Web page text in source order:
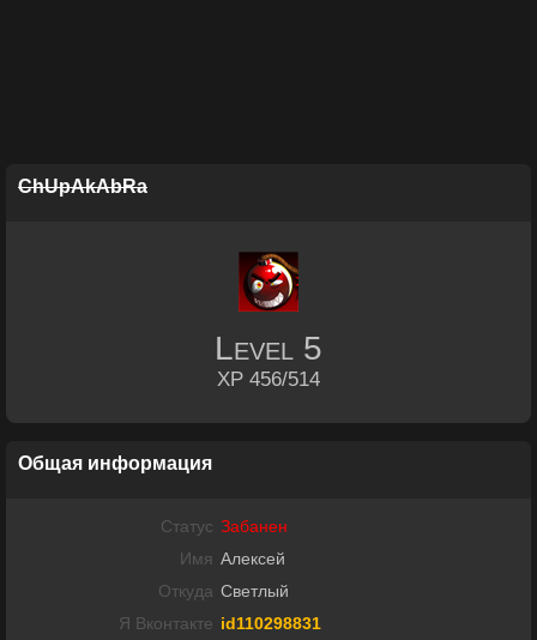
ChUpAkAbRa
Level 5
XP 456/514
Общая информация
Статус Забанен
Имя Алексей
Откуда Светлый
Я Вконтакте id110298831